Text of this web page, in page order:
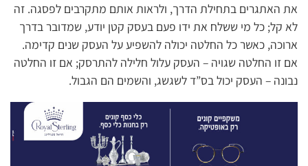
את האתגרים בתחילת הדרך, ולראות אותם מתקרבים לפסגה. זה
לא קל; כל מי ששלח את ידו פעם בעסק קטן יודע, שמדובר בדרך
ארוכה, כאשר כל החלטה יכולה להשפיע על העסק שנים קדימה.
אם זו החלטה שגויה – העסק עלול חלילה להתרסק; אם זו החלטה
נבונה – העסק יכול בס”ד לשגשג, והשמים הם הגבול.